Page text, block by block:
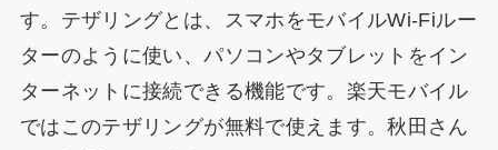
す。テザリングとは、スマホをモバイルWi-Fiルー
ターのように使い、パソコンやタブレットをイン
ターネットに接続できる機能です。楽天モバイル
ではこのテザリングが無料で使えます。秋田さん